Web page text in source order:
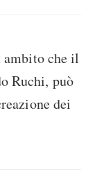
che il
Ruchi, può
dei